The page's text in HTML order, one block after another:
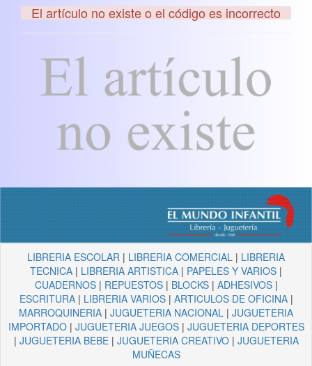
El artículo no existe o el código es incorrecto
LIBRERIA ESCOLAR | LIBRERIA COMERCIAL | LIBRERIA
TECNICA | LIBRERIA ARTISTICA | PAPELES Y VARIOS |
CUADERNOS| REPUESTOS| BLOCKS| ADHESIVOS|
ESCRITURA| LIBRERIA VARIOS| ARTICULOS DE OFICINA|
MARROQUINERIA | JUGUETERIA NACIONAL | JUGUETERIA
IMPORTADO| JUGUETERIA JUEGOS| JUGUETERIA DEPORTES
| JUGUETERIA BEBE| JUGUETERIA CREATIVO| JUGUETERIA
MUÑECAS